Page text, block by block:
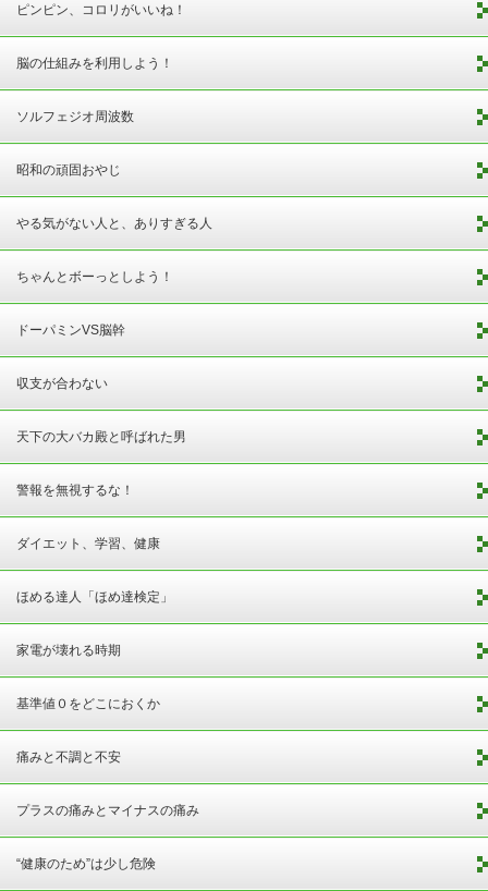
ピンピン、コロリがいいね！
脳の仕組みを利用しよう！
ソルフェジオ周波数
昭和の頑固おやじ
やる気がない人と、ありすぎる人
ちゃんとボーっとしよう！
ドーパミンVS脳幹
収支が合わない
天下の大バカ殿と呼ばれた男
警報を無視するな！
ダイエット、学習、健康
ほめる達人「ほめ達検定」
家電が壊れる時期
基準値０をどこにおくか
痛みと不調と不安
プラスの痛みとマイナスの痛み
“健康のため”は少し危険